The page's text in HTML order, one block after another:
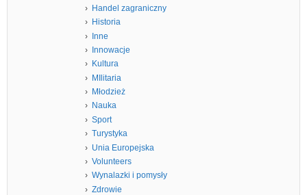
Handel zagraniczny
Historia
Inne
Innowacje
Kultura
MIlitaria
Młodzież
Nauka
Sport
Turystyka
Unia Europejska
Volunteers
Wynalazki i pomysły
Zdrowie